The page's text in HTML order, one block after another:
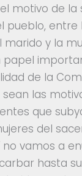
motivo de la
pueblo,
y la
papel
de la
sean las
que
del
vamos a
hasta